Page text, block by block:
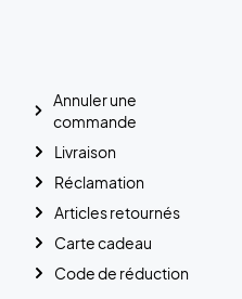
Annuler une
commande
Livraison
Réclamation
Articles retournés
Carte cadeau
Code de réduction